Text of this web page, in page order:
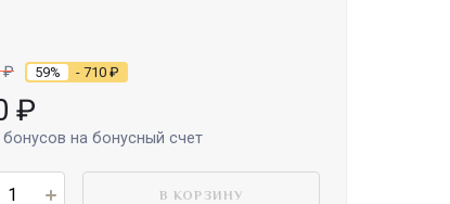
₽ 59% - 710 ₽
₽
бонусов на бонусный счет
В КОРЗИНУ